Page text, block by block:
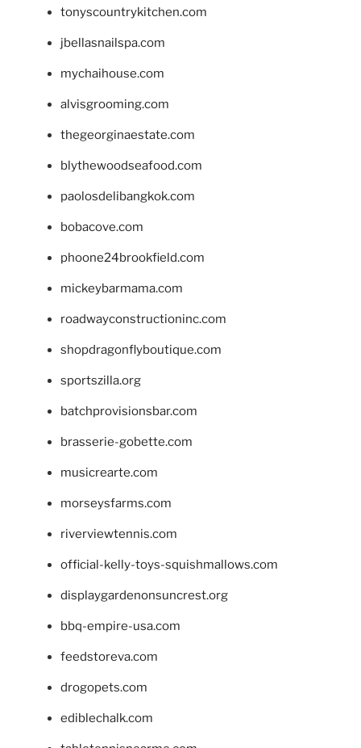
tonyscountrykitchen.com
jbellasnailspa.com
mychaihouse.com
alvisgrooming.com
thegeorginaestate.com
blythewoodseafood.com
paolosdelibangkok.com
bobacove.com
phoone24brookfield.com
mickeybarmama.com
roadwayconstructioninc.com
shopdragonflyboutique.com
sportszilla.org
batchprovisionsbar.com
brasserie-gobette.com
musicrearte.com
morseysfarms.com
riverviewtennis.com
official-kelly-toys-squishmallows.com
displaygardenonsuncrest.org
bbq-empire-usa.com
feedstoreva.com
drogopets.com
ediblechalk.com